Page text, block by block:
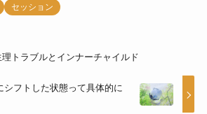
セッション
トラブルとインナーチャイルド
シフトした状態って具体的に